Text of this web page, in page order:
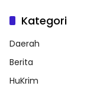
Kategori
Daerah
Berita
HuKrim